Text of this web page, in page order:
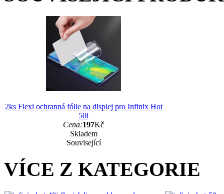
2ks Flexi ochranná fólie na displej pro Infinix Hot
50i
Cena:197Kč
Skladem
Související
VÍCE Z KATEGORIE